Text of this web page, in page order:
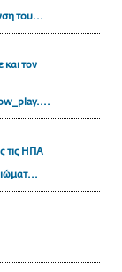
του...
και τον
τις ΗΠΑ